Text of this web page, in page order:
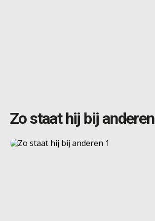
Zo staat hij bij anderen